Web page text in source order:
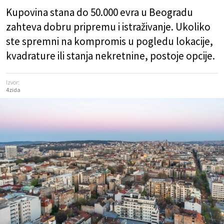
Kupovina stana do 50.000 evra u Beogradu
zahteva dobru pripremu i istraživanje. Ukoliko
ste spremni na kompromis u pogledu lokacije,
kvadrature ili stanja nekretnine, postoje opcije.
Izvor:
4zida